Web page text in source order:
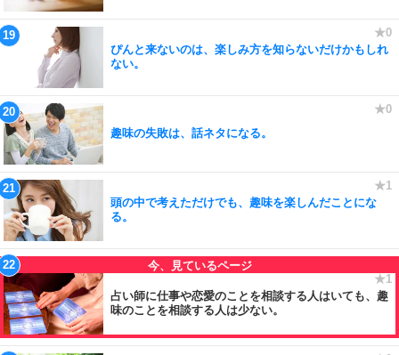
ぴんと来ないのは、楽しみ方を知らないだけかもしれ
ない。
趣味の失敗は、話ネタになる。
頭の中で考えただけでも、趣味を楽しんだことにな
る。
占い師に仕事や恋愛のことを相談する人はいても、趣
味のことを相談する人は少ない。